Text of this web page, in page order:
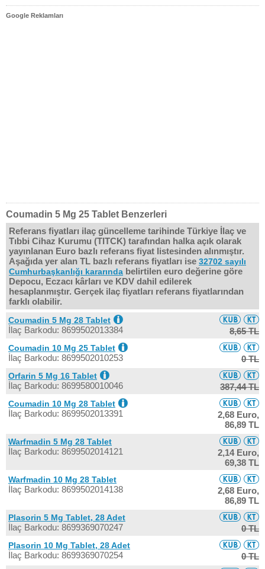
Google Reklamları
Coumadin 5 Mg 25 Tablet Benzerleri
Referans fiyatları ilaç güncelleme tarihinde Türkiye İlaç ve
Tıbbi Cihaz Kurumu (TITCK) tarafından halka açık olarak
yayınlanan Euro bazlı referans fiyat listesinden alınmıştır.
Aşağıda yer alan TL bazlı referans fiyatları ise 32702 sayılı
Cumhurbaşkanlığı kararında belirtilen euro değerine göre
Depocu, Eczacı kârları ve KDV dahil edilerek
hesaplanmıştır. Gerçek ilaç fiyatları referans fiyatlarından
farklı olabilir.
Coumadin 5 Mg 28 Tablet
İlaç Barkodu: 8699502013384 8,65 TL
Coumadin 10 Mg 25 Tablet
İlaç Barkodu: 8699502010253 0 TL
Orfarin 5 Mg 16 Tablet
İlaç Barkodu: 8699580010046 387,44 TL
Coumadin 10 Mg 28 Tablet
İlaç Barkodu: 8699502013391
2,68 Euro,
86,89 TL
Warfmadin 5 Mg 28 Tablet
İlaç Barkodu: 8699502014121
2,14 Euro,
69,38 TL
Warfmadin 10 Mg 28 Tablet
İlaç Barkodu: 8699502014138
2,68 Euro,
86,89 TL
Plasorin 5 Mg Tablet, 28 Adet
İlaç Barkodu: 8699369070247 0 TL
Plasorin 10 Mg Tablet, 28 Adet
İlaç Barkodu: 8699369070254 0 TL